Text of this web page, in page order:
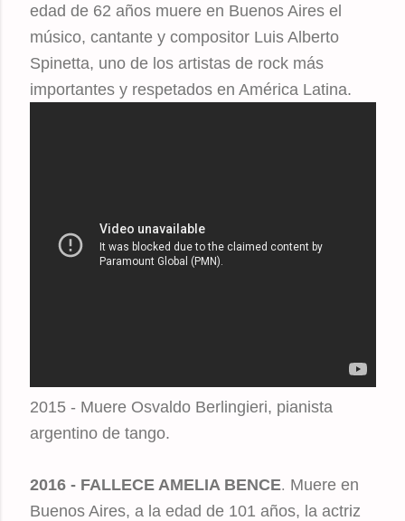
edad de 62 años muere en Buenos Aires el
músico, cantante y compositor Luis Alberto
Spinetta, uno de los artistas de rock más
importantes y respetados en América Latina.
2015 - Muere Osvaldo Berlingieri, pianista
argentino de tango.
2016 - FALLECE AMELIA BENCE. Muere en
Buenos Aires, a la edad de 101 años, la actriz